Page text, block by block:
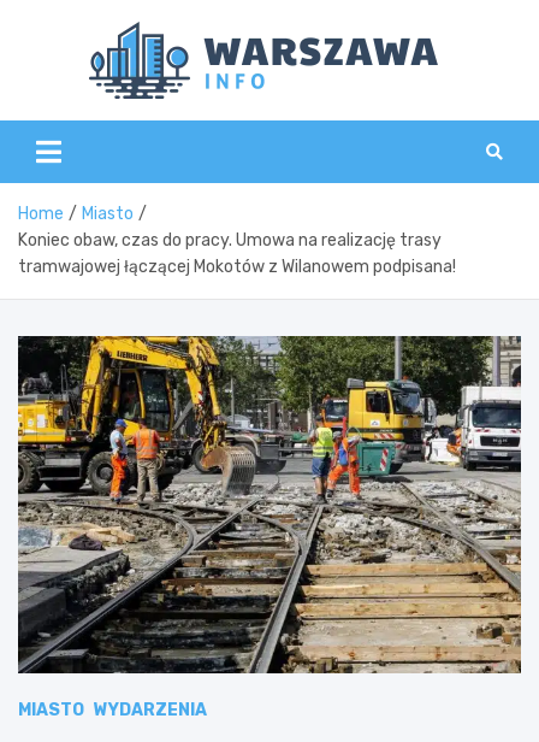
Home
Miasto
Koniec obaw, czas do pracy. Umowa na realizację trasy
tramwajowej łączącej Mokotów z Wilanowem podpisana!
MIASTO WYDARZENIA